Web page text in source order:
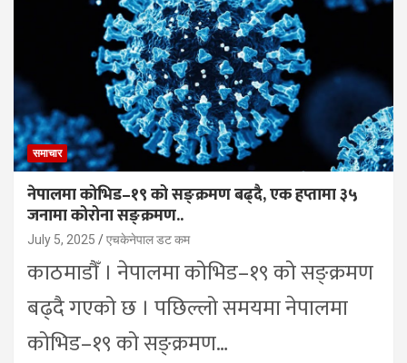
समाचार
नेपालमा कोभिड–१९ को सङ्क्रमण बढ्दै, एक हप्तामा ३५
जनामा कोरोना सङ्क्रमण..
July 5, 2025 एचकेनेपाल डट कम
काठमाडौँ । नेपालमा कोभिड–१९ को सङ्क्रमण
बढ्दै गएको छ । पछिल्लो समयमा नेपालमा
कोभिड–१९ को सङ्क्रमण…